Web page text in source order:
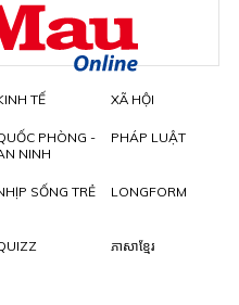
TẾ XÃ HỘI
PHÒNG -
NINH
PHÁP LUẬT
SỐNG TRẺ LONGFORM
ភាសាខ្មែរ